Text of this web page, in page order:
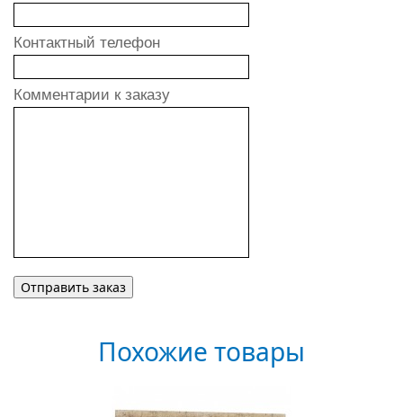
Контактный телефон
Комментарии к заказу
Похожие товары